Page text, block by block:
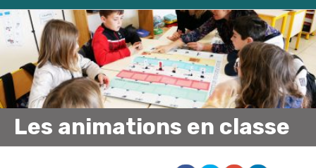
Les animations en classe